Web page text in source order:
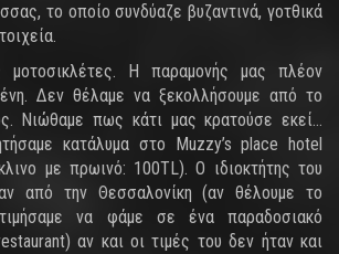
το οποίο συνδύαζε βυζαντινά, γοτθικά
μοτοσικλέτες. Η παραμονής μας πλέον
Δεν θέλαμε να ξεκολλήσουμε από το
Νιώθαμε πως κάτι μας κρατούσε εκεί…
κατάλυμα στο Muzzy’s place hotel
με πρωινό: 100TL). O ιδιοκτήτης του
από την Θεσσαλονίκη (αν θέλουμε το
να φάμε σε ένα παραδοσιακό
αν και οι τιμές του δεν ήταν και